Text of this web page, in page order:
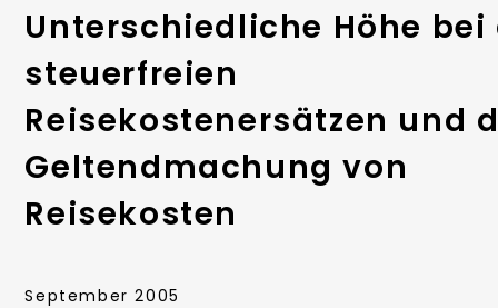
Unterschiedliche Höhe bei
steuerfreien
Reisekostenersätzen und
Geltendmachung von
Reisekosten
September 2005